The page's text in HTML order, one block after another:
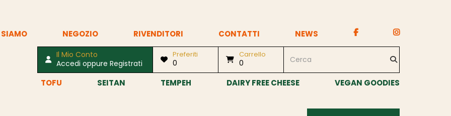
NEGOZIO RIVENDITORI CONTATTI NEWS
Il Mio Conto
Accedi oppure Registrati
Preferiti
0
Carrello
0
TOFU SEITAN TEMPEH DAIRY FREE CHEESE VEGAN GOODIES